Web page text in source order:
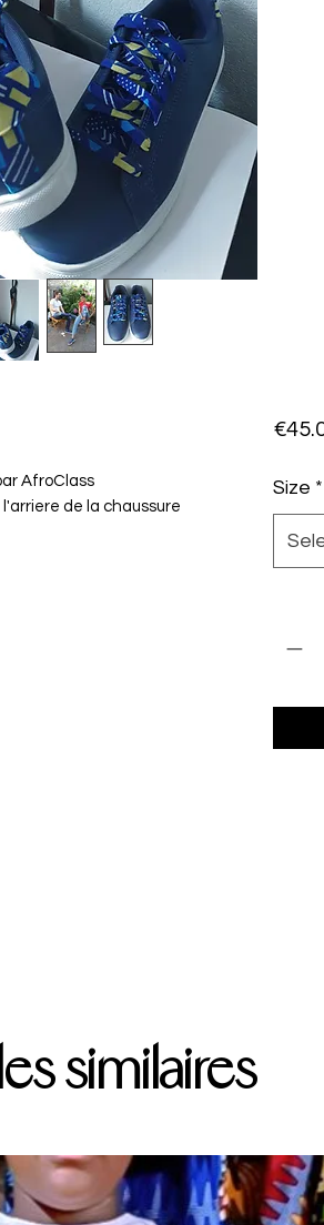
AfroClass
de la chaussure
Size *
similaires